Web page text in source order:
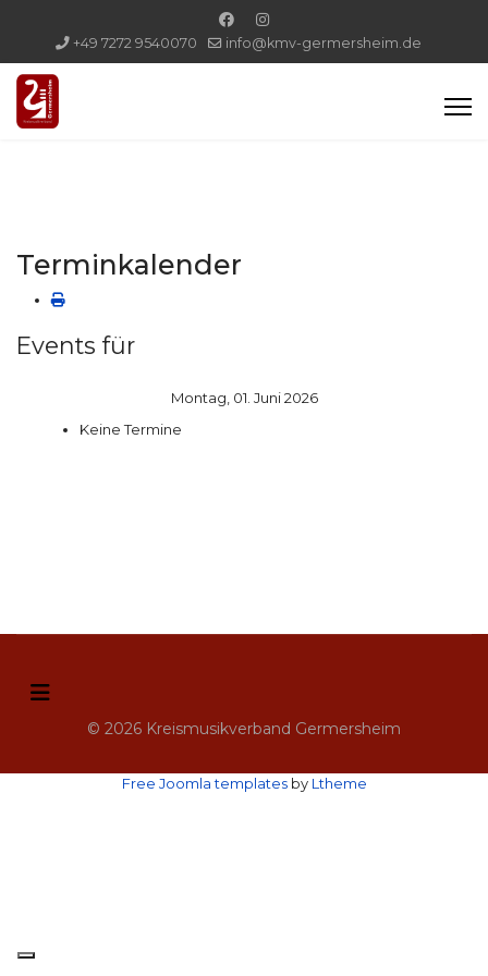
+49 7272 9540070 info@kmv-germersheim.de
Terminkalender
Events für
Montag, 01. Juni 2026
Keine Termine
© 2026 Kreismusikverband Germersheim
Free Joomla templatesby Ltheme